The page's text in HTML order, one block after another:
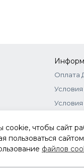
Оплата
Условия
чтобы сайт
пользоваться
файлов